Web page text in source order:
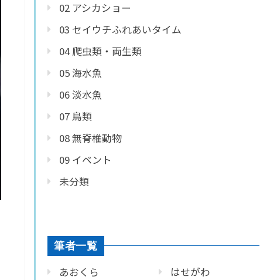
02 アシカショー
03 セイウチふれあいタイム
04 爬虫類・両生類
05 海水魚
06 淡水魚
07 鳥類
08 無脊椎動物
09 イベント
未分類
筆者一覧
あおくら
はせがわ